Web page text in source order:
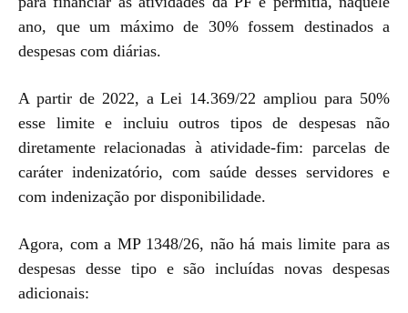
ano, que um máximo de 30% fossem destinados a
despesas com diárias.
A partir de 2022, a Lei 14.369/22 ampliou para 50%
esse limite e incluiu outros tipos de despesas não
diretamente relacionadas à atividade-fim: parcelas de
caráter indenizatório, com saúde desses servidores e
com indenização por disponibilidade.
Agora, com a MP 1348/26, não há mais limite para as
despesas desse tipo e são incluídas novas despesas
adicionais: